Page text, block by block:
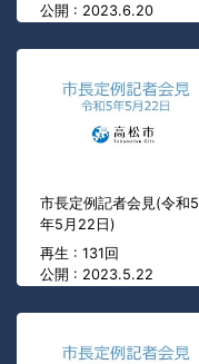
公開 : 2023.6.20
市長定例記者会見(令和5
年5月22日)
再生 : 131回
公開 : 2023.5.22